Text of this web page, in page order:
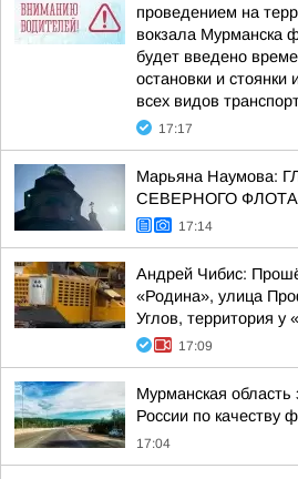
проведением на
вокзала Мурманска
будет введено
остановки и
всех видов
17:17
Марьяна Наумова:
СЕВЕРНОГО
17:14
Андрей Чибис:
«Родина», улица
Углов, территория у
17:09
Мурманская область
России по качеству
17:04